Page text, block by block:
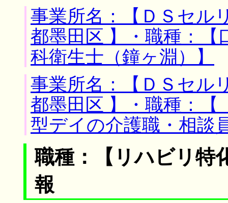
事業所名：【ＤＳセル
都墨田区 】・職種：
科衛生士（鐘ヶ淵）】
事業所名：【ＤＳセル
都墨田区 】・職種：
型デイの介護職・相談
職種：【リハビリ特
報